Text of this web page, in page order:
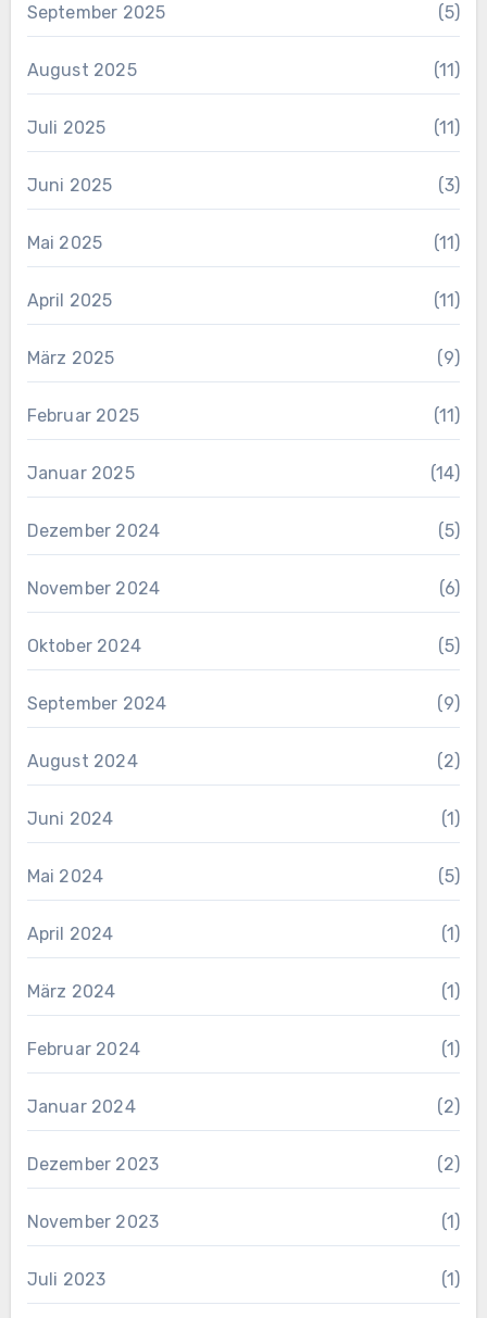
September 2025 (5)
August 2025 (11)
Juli 2025 (11)
Juni 2025 (3)
Mai 2025 (11)
April 2025 (11)
März 2025 (9)
Februar 2025 (11)
Januar 2025 (14)
Dezember 2024 (5)
November 2024 (6)
Oktober 2024 (5)
September 2024 (9)
August 2024 (2)
Juni 2024 (1)
Mai 2024 (5)
April 2024 (1)
März 2024 (1)
Februar 2024 (1)
Januar 2024 (2)
Dezember 2023 (2)
November 2023 (1)
Juli 2023 (1)